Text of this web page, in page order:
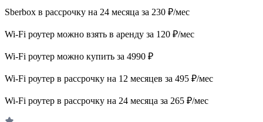
Sberbox в рассрочку на 24 месяца за 230 ₽/мес
Wi-Fi роутер можно взять в аренду за 120 ₽/мес
Wi-Fi роутер можно купить за 4990 ₽
Wi-Fi роутер в рассрочку на 12 месяцев за 495 ₽/мес
Wi-Fi роутер в рассрочку на 24 месяца за 265 ₽/мес